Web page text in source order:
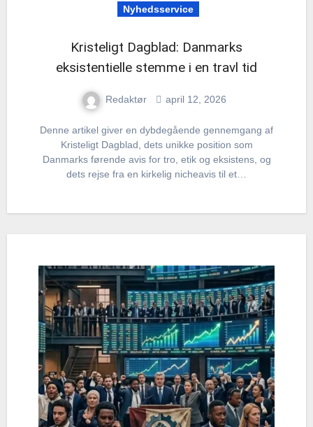
Nyhedsservice
Kristeligt Dagblad: Danmarks
eksistentielle stemme i en travl tid
Redaktør april 12, 2026
Denne artikel giver en dybdegående gennemgang af
Kristeligt Dagblad, dets unikke position som
Danmarks førende avis for tro, etik og eksistens, og
dets rejse fra en kirkelig nicheavis til et…